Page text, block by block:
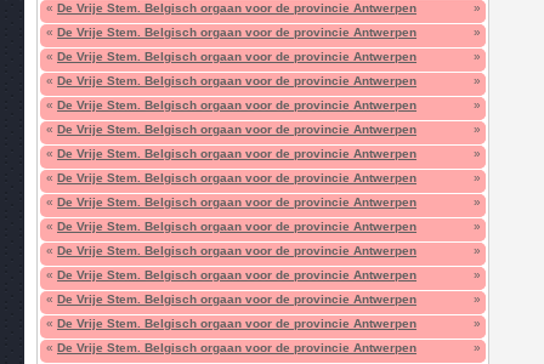
« De Vrije Stem. Belgisch orgaan voor de provincie Antwerpen
»
« De Vrije Stem. Belgisch orgaan voor de provincie Antwerpen
»
« De Vrije Stem. Belgisch orgaan voor de provincie Antwerpen
»
« De Vrije Stem. Belgisch orgaan voor de provincie Antwerpen
»
« De Vrije Stem. Belgisch orgaan voor de provincie Antwerpen
»
« De Vrije Stem. Belgisch orgaan voor de provincie Antwerpen
»
« De Vrije Stem. Belgisch orgaan voor de provincie Antwerpen
»
« De Vrije Stem. Belgisch orgaan voor de provincie Antwerpen
»
« De Vrije Stem. Belgisch orgaan voor de provincie Antwerpen
»
« De Vrije Stem. Belgisch orgaan voor de provincie Antwerpen
»
« De Vrije Stem. Belgisch orgaan voor de provincie Antwerpen
»
« De Vrije Stem. Belgisch orgaan voor de provincie Antwerpen
»
« De Vrije Stem. Belgisch orgaan voor de provincie Antwerpen
»
« De Vrije Stem. Belgisch orgaan voor de provincie Antwerpen
»
« De Vrije Stem. Belgisch orgaan voor de provincie Antwerpen
»